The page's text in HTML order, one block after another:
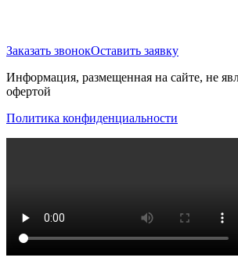
Заказать звонокОставить заявку
Информация, размещенная на сайте, не
офертой
Политика конфиденциальности